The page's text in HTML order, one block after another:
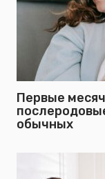
Первые
обычных